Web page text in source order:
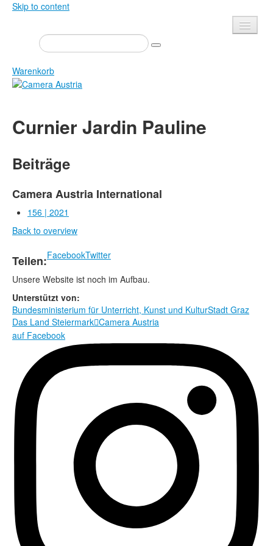
Skip to content
Presse
Veranstaltungen
Newsletter
Über uns
Shop
Datenschutz
Mediadaten
Warenkorb
Zeitschrift
Bücher
Edition
Bibliothek
Camera Austria Preis
Fotoarchiv Pierre Bourdieu
Rechtliche Informationen
Curnier Jardin Pauline
Beiträge
Camera Austria International
156 | 2021
Back to overview
Teilen:FacebookTwitter
Unsere Website ist noch im Aufbau.
Unterstützt von:
Bundesministerium für Unterricht, Kunst und KulturStadt Graz
Das Land SteiermarkCamera Austria
auf Facebook